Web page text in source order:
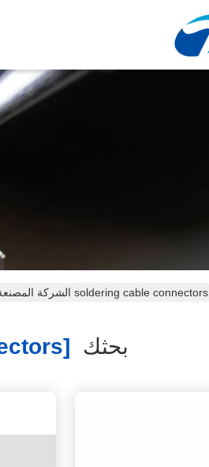
soldering cable connectors الشركة المصنعة عبر الإنترنت
بحثك [soldering Cable Connectors ]